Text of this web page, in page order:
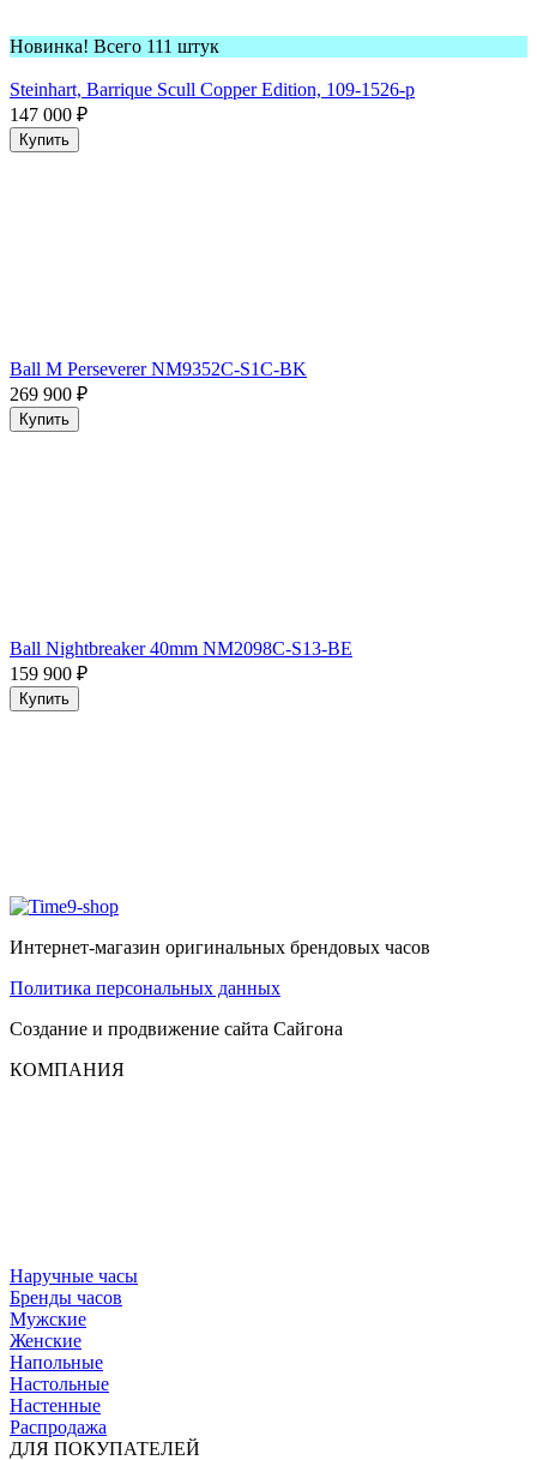
Новинка! Всего 111 штук
Steinhart, Barrique Scull Copper Edition, 109-1526-p
147 000 ₽
Купить
Ball M Perseverer NM9352C-S1C-BK
269 900 ₽
Купить
Ball Nightbreaker 40mm NM2098C-S13-BE
159 900 ₽
Купить
Интернет-магазин оригинальных брендовых часов
Политика персональных данных
Создание и продвижение сайта Сайгона
КОМПАНИЯ
Наручные часы
Бренды часов
Мужские
Женские
Напольные
Настольные
Настенные
Распродажа
ДЛЯ ПОКУПАТЕЛЕЙ